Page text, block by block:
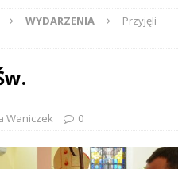
WYDARZENIA
Przyjęli
Waniczek 0